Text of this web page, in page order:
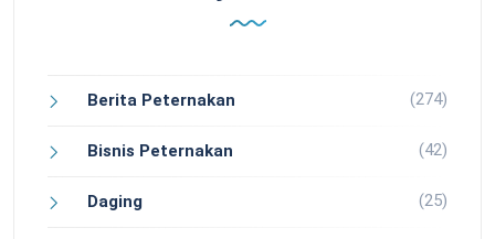
Berita Peternakan (274)
Bisnis Peternakan (42)
Daging (25)